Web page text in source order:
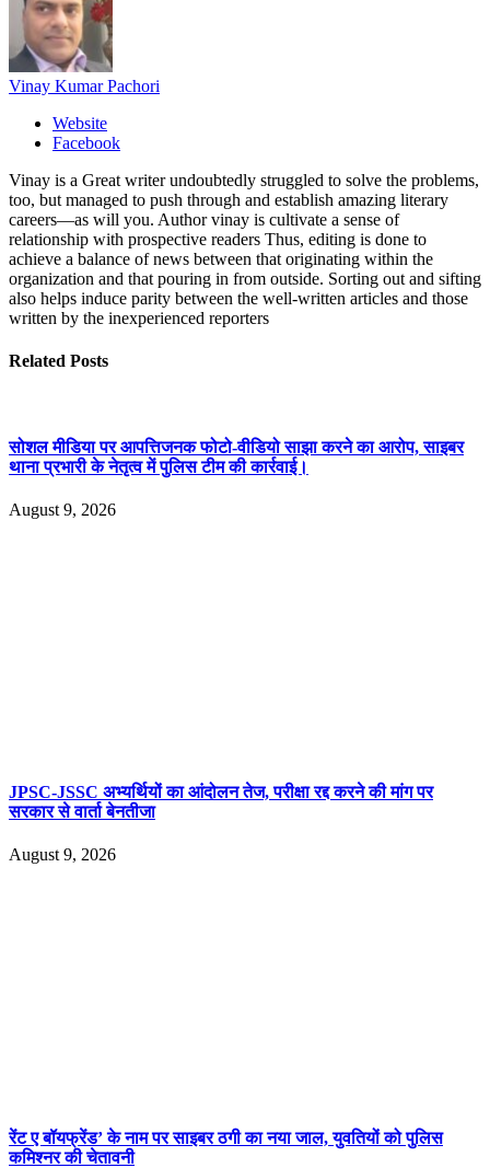
Vinay Kumar Pachori
Website
Facebook
Vinay is a Great writer undoubtedly struggled to solve the problems,
too, but managed to push through and establish amazing literary
careers—as will you. Author vinay is cultivate a sense of
relationship with prospective readers Thus, editing is done to
achieve a balance of news between that originating within the
organization and that pouring in from outside. Sorting out and sifting
also helps induce parity between the well-written articles and those
written by the inexperienced reporters
Related Posts
सोशल मीडिया पर आपत्तिजनक फोटो-वीडियो साझा करने का आरोप, साइबर
थाना प्रभारी के नेतृत्व में पुलिस टीम की कार्रवाई।
August 9, 2026
JPSC-JSSC अभ्यर्थियों का आंदोलन तेज, परीक्षा रद्द करने की मांग पर
सरकार से वार्ता बेनतीजा
August 9, 2026
रेंट ए बॉयफ्रेंड’ के नाम पर साइबर ठगी का नया जाल, युवतियों को पुलिस
कमिश्नर की चेतावनी